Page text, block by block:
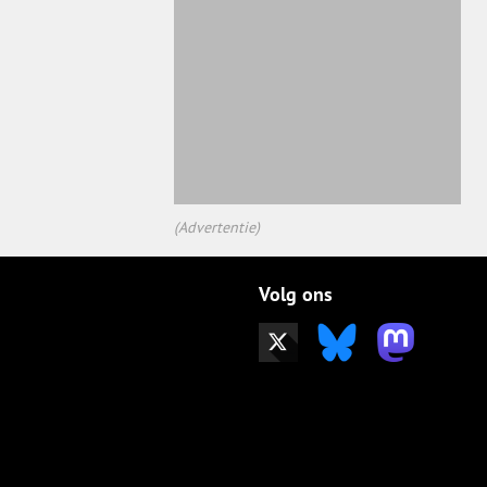
(Advertentie)
Volg ons